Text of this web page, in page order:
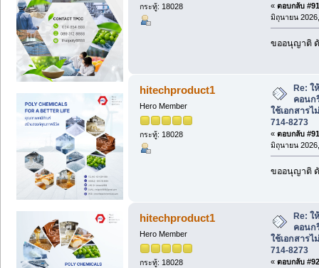
กระทู้: 18028 « ตอบกลับ
มิถุนายน
ขออนุญาติ
hitechproduct1
Hero Member
กระทู้: 18028
Re: ใ
คอนก
ใช้เอกสารไ
714-8273
« ตอบกลับ
มิถุนายน
ขออนุญาติ
hitechproduct1
Hero Member
กระทู้: 18028
Re: ใ
คอนก
ใช้เอกสารไ
714-8273
« ตอบกลับ